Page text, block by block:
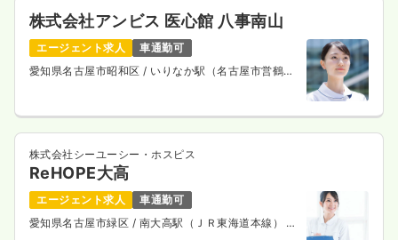
株式会社アンビス 医心館 八事南山
エージェント求人
車通勤可
愛知県名古屋市昭和区/ いりなか駅（名古屋市営鶴舞
株式会社シーユーシー・ホスピス
ReHOPE大高
エージェント求人
車通勤可
愛知県名古屋市緑区 / 南大高駅（ＪＲ東海道本線） 徒